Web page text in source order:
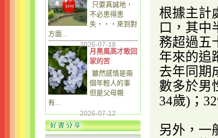
只要真誠地，
不必患得患
失，，，來到對
方面...
2026-07-18
月黑風高才敢回
家的苦
雖然感情是兩
個年輕人的事
但是父母親
有...
2026-07-12
根據主計
口，其中
務超過五
年來的追
去年同期
數多於男
34歲) ；32
另外，一